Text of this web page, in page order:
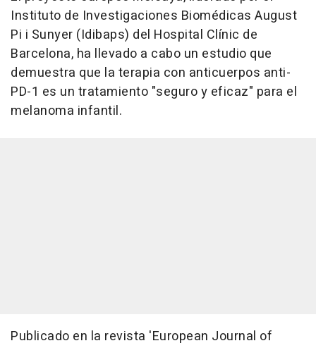
Instituto de Investigaciones Biomédicas August
Pi i Sunyer (Idibaps) del Hospital Clínic de
Barcelona, ha llevado a cabo un estudio que
demuestra que la terapia con anticuerpos anti-
PD-1 es un tratamiento "seguro y eficaz" para el
melanoma infantil.
Publicado en la revista 'European Journal of